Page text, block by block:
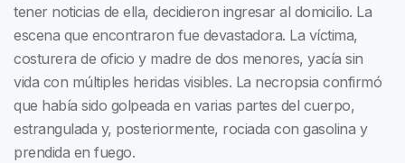
tener noticias de ella, decidieron ingresar al domicilio. La
escena que encontraron fue devastadora. La víctima,
costurera de oficio y madre de dos menores, yacía sin
vida con múltiples heridas visibles. La necropsia confirmó
que había sido golpeada en varias partes del cuerpo,
estrangulada y, posteriormente, rociada con gasolina y
prendida en fuego.